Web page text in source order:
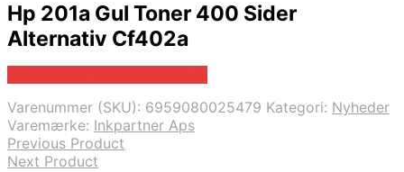
Hp 201a Gul Toner 400 Sider
Alternativ Cf402a
Varenummer (SKU): 6959080025479 Kategori: Nyheder
Varemærke: Inkpartner Aps
Previous Product
Next Product